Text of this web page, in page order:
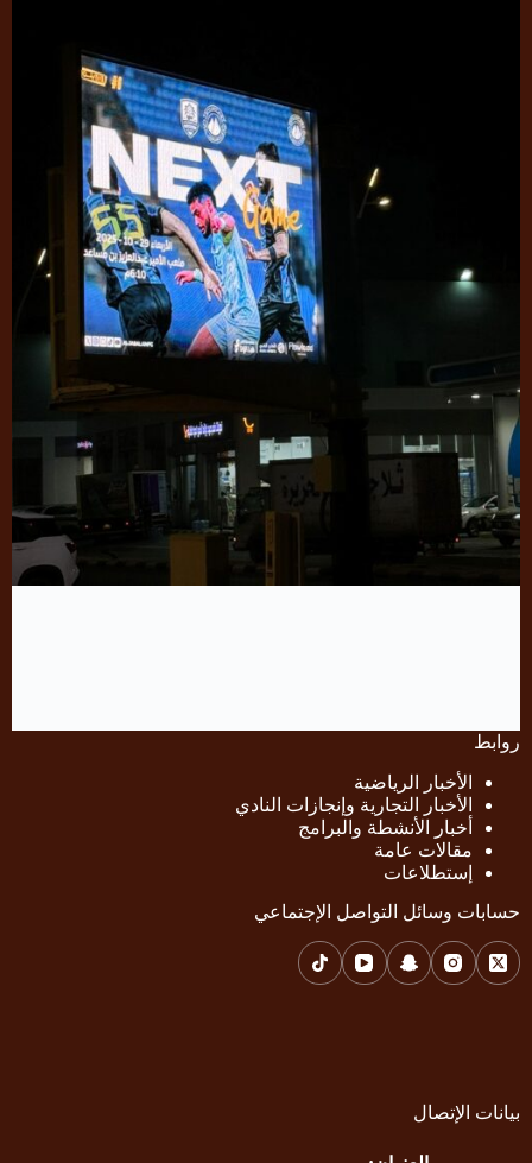
روابط
الأخبار الرياضية
الأخبار التجارية وإنجازات النادي
أخبار الأنشطة والبرامج
مقالات عامة
إستطلاعات
حسابات وسائل التواصل الإجتماعي
بيانات الإتصال